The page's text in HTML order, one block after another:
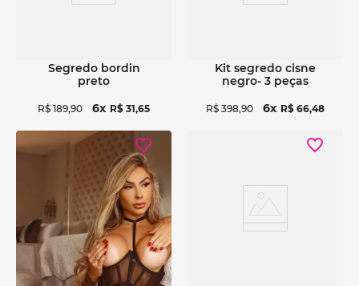
segredo bordin
preto
R$ 189,90 6 R$ 31,65
kit segredo cisne
negro- 3 peças
R$ 398,90 6 R$ 66,48
Ver detalhes